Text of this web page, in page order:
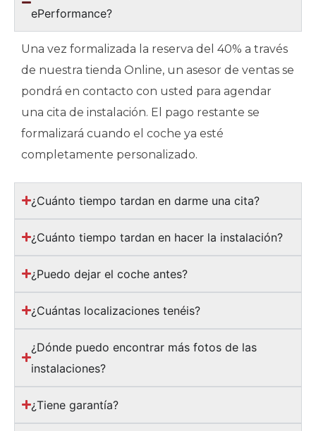
ePerformance?
Una vez formalizada la reserva del 40% a través
de nuestra tienda Online, un asesor de ventas se
pondrá en contacto con usted para agendar
una cita de instalación. El pago restante se
formalizará cuando el coche ya esté
completamente personalizado.
¿Cuánto tiempo tardan en darme una cita?
¿Cuánto tiempo tardan en hacer la instalación?
¿Puedo dejar el coche antes?
¿Cuántas localizaciones tenéis?
¿Dónde puedo encontrar más fotos de las
instalaciones?
¿Tiene garantía?